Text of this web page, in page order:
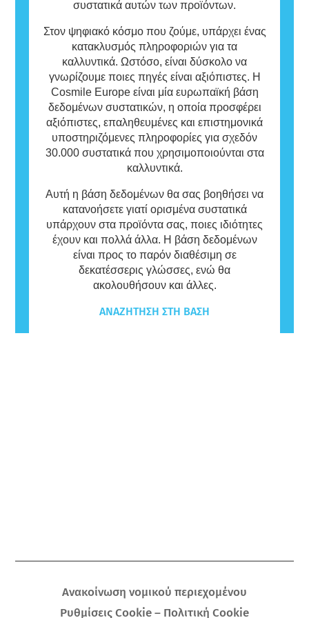
συστατικά αυτών των προϊόντων.
Στον ψηφιακό κόσμο που ζούμε, υπάρχει ένας
κατακλυσμός πληροφοριών για τα
καλλυντικά. Ωστόσο, είναι δύσκολο να
γνωρίζουμε ποιες πηγές είναι αξιόπιστες. Η
Cosmile Europe είναι μία ευρωπαϊκή βάση
δεδομένων συστατικών, η οποία προσφέρει
αξιόπιστες, επαληθευμένες και επιστημονικά
υποστηριζόμενες πληροφορίες για σχεδόν
30.000 συστατικά που χρησιμοποιούνται στα
καλλυντικά.
Αυτή η βάση δεδομένων θα σας βοηθήσει να
κατανοήσετε γιατί ορισμένα συστατικά
υπάρχουν στα προϊόντα σας, ποιες ιδιότητες
έχουν και πολλά άλλα. Η βάση δεδομένων
είναι προς το παρόν διαθέσιμη σε
δεκατέσσερις γλώσσες, ενώ θα
ακολουθήσουν και άλλες.
ΑΝΑΖΉΤΗΣΗ ΣΤΗ ΒΆΣΗ
Ανακοίνωση νομικού περιεχομένου
Ρυθμίσεις Cookie – Πολιτική Cookie